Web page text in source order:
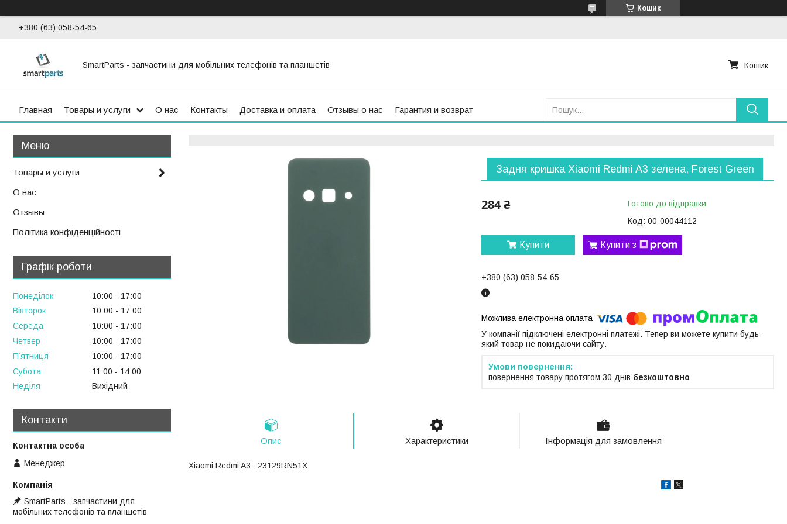
Кошик
+380 (63) 058-54-65
SmartParts - запчастини для мобільних телефонів та планшетів Кошик
Главная Товары и услуги О нас Контакты Доставка и оплата Отзывы о нас Гарантия и возврат
Задня кришка Xiaomi Redmi A3 зелена, Forest Green
284 ₴
Готово до відправки
Код: 00-00044112
Купити Купити з
+380 (63) 058-54-65
У компанії підключені електронні платежі. Тепер ви можете купити будь-
який товар не покидаючи сайту.
повернення товару протягом 30 днів безкоштовно
Опис Характеристики Інформація для замовлення
Xiaomi Redmi A3 : 23129RN51X
Товары и услуги
О нас
Отзывы
Політика конфіденційності
Графік роботи
Понеділок 10:00
17:00
Вівторок
10:00
17:00
Середа
10:00
17:00
Четвер
10:00
17:00
Пʼятниця
10:00
17:00
Субота
11:00
14:00
Неділя
Вихідний
Контакти
Менеджер
SmartParts - запчастини для
мобільних телефонів та планшетів